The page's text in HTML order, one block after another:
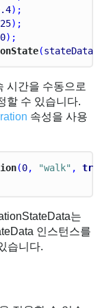
);
);
0);
(stateData
시간을 수동으로
할 수 있습니다.
속성을 사용
(0, "walk" ,
는
인스턴스를
습니다.